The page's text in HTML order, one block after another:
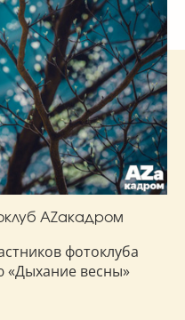
AZакадром
фотоклуба
«Дыхание весны»